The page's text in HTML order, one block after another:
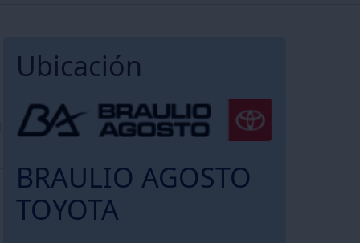
Ubicación
BRAULIO AGOSTO
TOYOTA